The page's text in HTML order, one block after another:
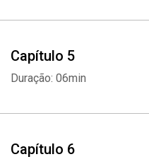
Capítulo 5
Duração: 06min
Capítulo 6